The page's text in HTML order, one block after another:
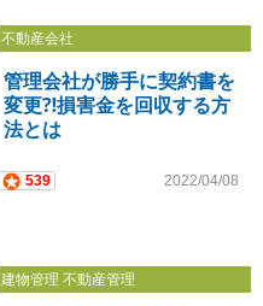
不動産会社
管理会社が勝手に契約書を
変更⁈損害金を回収する方
法とは
539 2022/04/08
建物管理 不動産管理